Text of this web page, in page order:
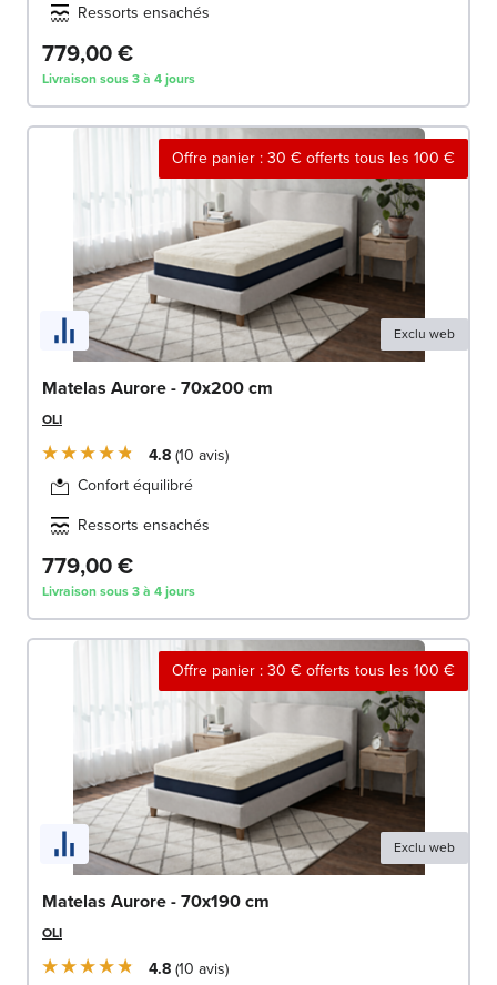
Ressorts ensachés
779,00 €
Livraison sous 3 à 4 jours
Offre panier : 30 € offerts tous les 100 €
Exclu web
Matelas Aurore - 70x200 cm
OLI
4.8 10 avis
Confort équilibré
Ressorts ensachés
779,00 €
Livraison sous 3 à 4 jours
Offre panier : 30 € offerts tous les 100 €
Exclu web
Matelas Aurore - 70x190 cm
OLI
4.8 10 avis